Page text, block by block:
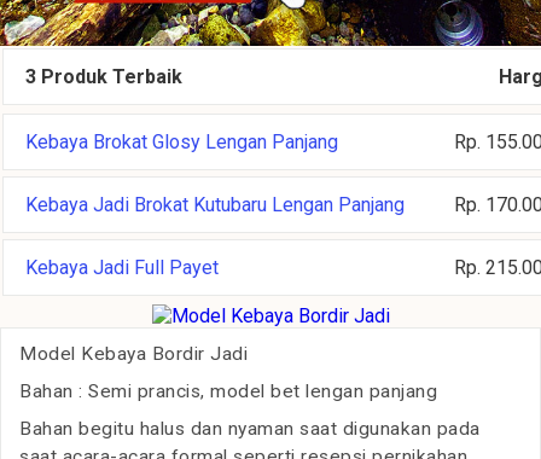
3 Produk Terbaik
Kebaya Brokat Glosy Lengan Panjang Rp.
Kebaya Jadi Brokat Kutubaru Lengan Panjang Rp.
Kebaya Jadi Full Payet Rp.
Model Kebaya Bordir Jadi
Bahan : Semi prancis, model bet lengan panjang
Bahan begitu halus dan nyaman saat digunakan pada